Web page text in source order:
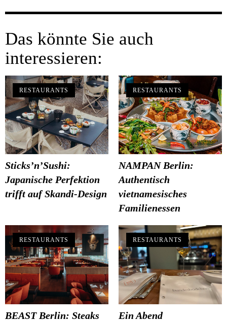
Das könnte Sie auch
interessieren:
RESTAURANTS
Sticks’n’Sushi:
Japanische Perfektion
trifft auf Skandi-Design
RESTAURANTS
NAMPAN Berlin:
Authentisch
vietnamesisches
Familienessen
RESTAURANTS
BEAST Berlin: Steaks
RESTAURANTS
Ein Abend